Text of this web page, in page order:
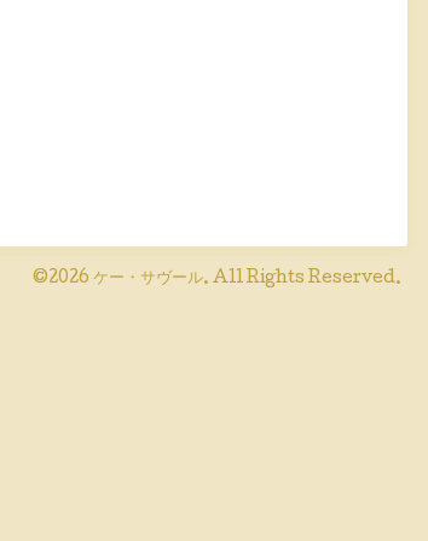
©2026 ケー・サヴール. All Rights Reserved.